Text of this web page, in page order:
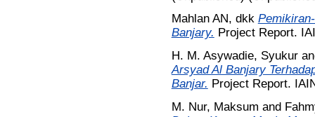
Mahlan AN, dkk
Banjary. Project Report.
H. M. Asywadie, Syukur
Arsyad Al Banjary
Banjar. Project Report.
M. Nur, Maksum and